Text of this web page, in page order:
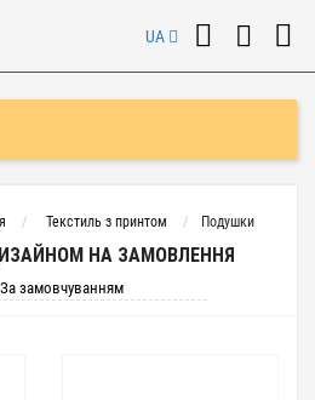
UA
Текстиль з принтом Подушки
НА ЗАМОВЛЕННЯ